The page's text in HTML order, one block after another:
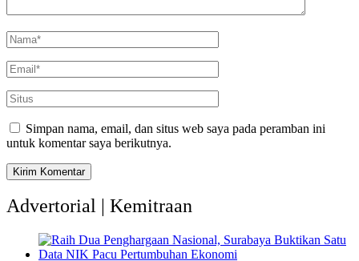
Simpan nama, email, dan situs web saya pada peramban ini
untuk komentar saya berikutnya.
Advertorial | Kemitraan